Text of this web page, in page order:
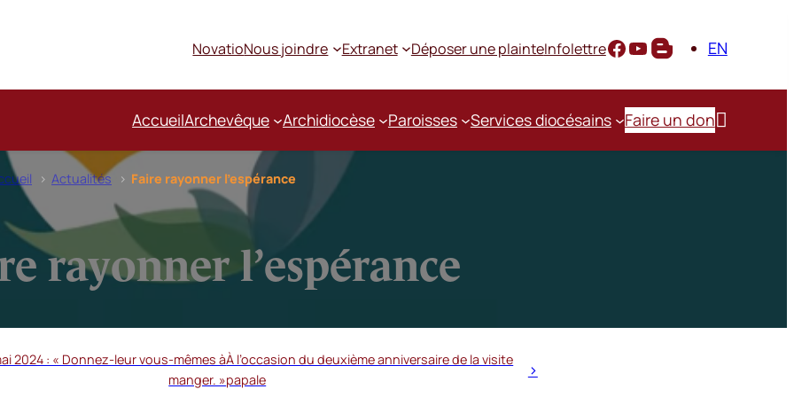
NovatioNous joindre Extranet Déposer une plainteInfolettre EN
AccueilArchevêque Archidiocèse Paroisses Services diocésains Faire un don
Actualités Faire rayonner l’espérance
rayonner l’espérance
À l’occasion du deuxième anniversaire de la visite
papale
2024 : « Donnez-leur vous-mêmes à
manger. »